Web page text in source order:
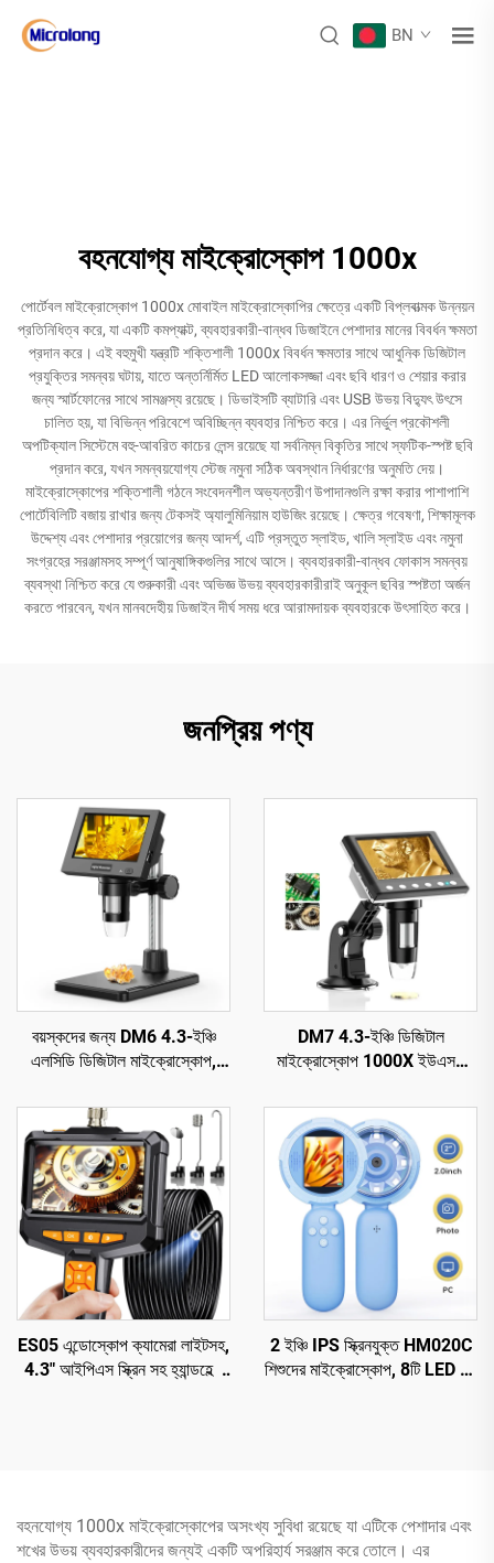
BN
বহনযোগ্য মাইক্রোস্কোপ 1000x
পোর্টেবল মাইক্রোস্কোপ 1000x মোবাইল মাইক্রোস্কোপির ক্ষেত্রে একটি বিপ্লবাত্মক উন্নয়ন
প্রতিনিধিত্ব করে, যা একটি কমপ্যাক্ট, ব্যবহারকারী-বান্ধব ডিজাইনে পেশাদার মানের বিবর্ধন ক্ষমতা
প্রদান করে। এই বহুমুখী যন্ত্রটি শক্তিশালী 1000x বিবর্ধন ক্ষমতার সাথে আধুনিক ডিজিটাল
প্রযুক্তির সমন্বয় ঘটায়, যাতে অন্তর্নির্মিত LED আলোকসজ্জা এবং ছবি ধারণ ও শেয়ার করার
জন্য স্মার্টফোনের সাথে সামঞ্জস্য রয়েছে। ডিভাইসটি ব্যাটারি এবং USB উভয় বিদ্যুৎ উৎসে
চালিত হয়, যা বিভিন্ন পরিবেশে অবিচ্ছিন্ন ব্যবহার নিশ্চিত করে। এর নির্ভুল প্রকৌশলী
অপটিক্যাল সিস্টেমে বহু-আবরিত কাচের লেন্স রয়েছে যা সর্বনিম্ন বিকৃতির সাথে স্ফটিক-স্পষ্ট ছবি
প্রদান করে, যখন সমন্বয়যোগ্য স্টেজ নমুনা সঠিক অবস্থান নির্ধারণের অনুমতি দেয়।
মাইক্রোস্কোপের শক্তিশালী গঠনে সংবেদনশীল অভ্যন্তরীণ উপাদানগুলি রক্ষা করার পাশাপাশি
পোর্টেবিলিটি বজায় রাখার জন্য টেকসই অ্যালুমিনিয়াম হাউজিং রয়েছে। ক্ষেত্র গবেষণা, শিক্ষামূলক
উদ্দেশ্য এবং পেশাদার প্রয়োগের জন্য আদর্শ, এটি প্রস্তুত স্লাইড, খালি স্লাইড এবং নমুনা
সংগ্রহের সরঞ্জামসহ সম্পূর্ণ আনুষাঙ্গিকগুলির সাথে আসে। ব্যবহারকারী-বান্ধব ফোকাস সমন্বয়
ব্যবস্থা নিশ্চিত করে যে শুরুকারী এবং অভিজ্ঞ উভয় ব্যবহারকারীরাই অনুকূল ছবির স্পষ্টতা অর্জন
করতে পারবেন, যখন মানবদেহীয় ডিজাইন দীর্ঘ সময় ধরে আরামদায়ক ব্যবহারকে উৎসাহিত করে।
জনপ্রিয় পণ্য
বয়স্কদের জন্য DM6 4.3-ইঞ্চি
এলসিডি ডিজিটাল মাইক্রোস্কোপ,
মেরামত, পিসিবি, গাছপালা
DM7 4.3-ইঞ্চি ডিজিটাল
মাইক্রোস্কোপ 1000X ইউএসবি
ম্যাক ওএস-এর সাথে সামঞ্জস্যপূর্ণ
ES05 এন্ডোস্কোপ ক্যামেরা লাইটসহ,
4.3" আইপিএস স্ক্রিন সহ হ্যান্ডহেল্ড
2 ইঞ্চি IPS স্ক্রিনযুক্ত HM020C
শিশুদের মাইক্রোস্কোপ, 8টি LED সহ
বহনযোগ্য 1000x মাইক্রোস্কোপের অসংখ্য সুবিধা রয়েছে যা এটিকে পেশাদার এবং
শখের উভয় ব্যবহারকারীদের জন্যই একটি অপরিহার্য সরঞ্জাম করে তোলে। এর